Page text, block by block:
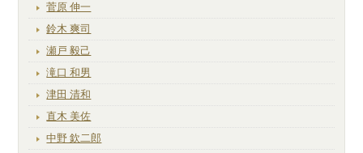
菅原 伸一
鈴木 爽司
瀬戸 毅己
滝口 和男
津田 清和
直木 美佐
中野 欽二郎